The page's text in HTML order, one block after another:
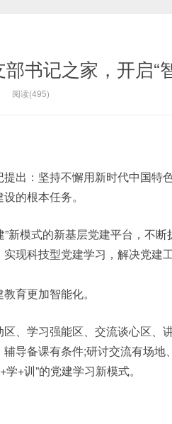
书记之家，开启“
阅读(495)
出：坚持不懈用新时代中国特
的根本任务。
”新模式的新基层党建平台，不
现科技型党建学习，解决党建
育更加智能化。
、学习强能区、交流谈心区、
导备课有条件;研讨交流有场地
+训”的党建学习新模式。